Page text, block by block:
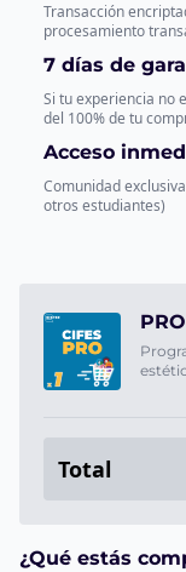
Transacción
procesamiento
7 días de
Si tu experiencia no
del 100% de tu
Acceso
Comunidad
otros estudiantes)
Total
¿Qué estás